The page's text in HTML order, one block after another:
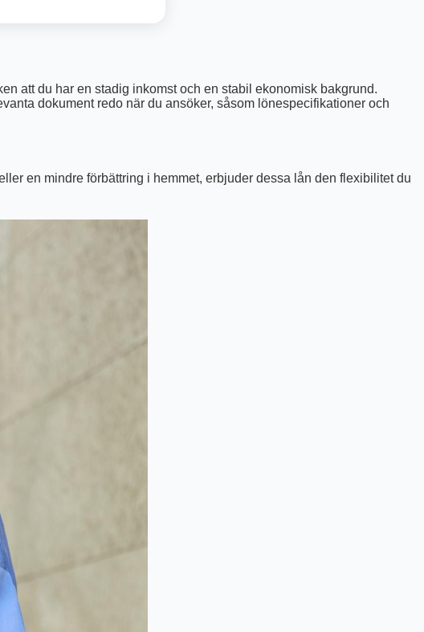
att du har en stadig inkomst och en stabil ekonomisk bakgrund.
dokument redo när du ansöker, såsom lönespecifikationer och
en mindre förbättring i hemmet, erbjuder dessa lån den flexibilitet du